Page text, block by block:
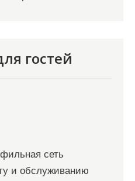
гостей
сеть
и обслуживанию